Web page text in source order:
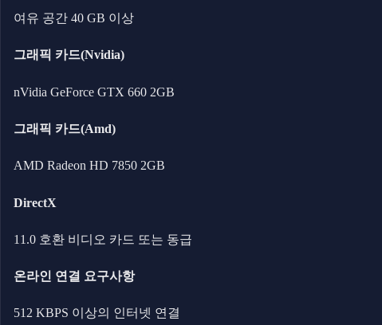
여유 공간 40 GB 이상
그래픽 카드(Nvidia)
nVidia GeForce GTX 660 2GB
그래픽 카드(Amd)
AMD Radeon HD 7850 2GB
DirectX
11.0 호환 비디오 카드 또는 동급
온라인 연결 요구사항
512 KBPS 이상의 인터넷 연결